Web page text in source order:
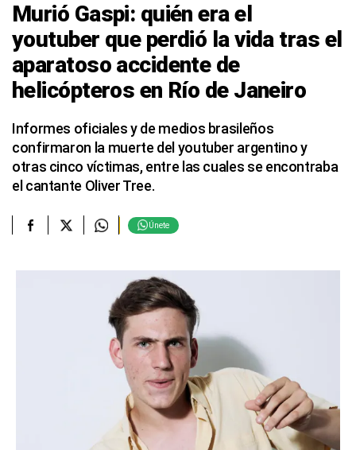
Murió Gaspi: quién era el
youtuber que perdió la vida tras el
aparatoso accidente de
helicópteros en Río de Janeiro
Informes oficiales y de medios brasileños
confirmaron la muerte del youtuber argentino y
otras cinco víctimas, entre las cuales se encontraba
el cantante Oliver Tree.
Únete